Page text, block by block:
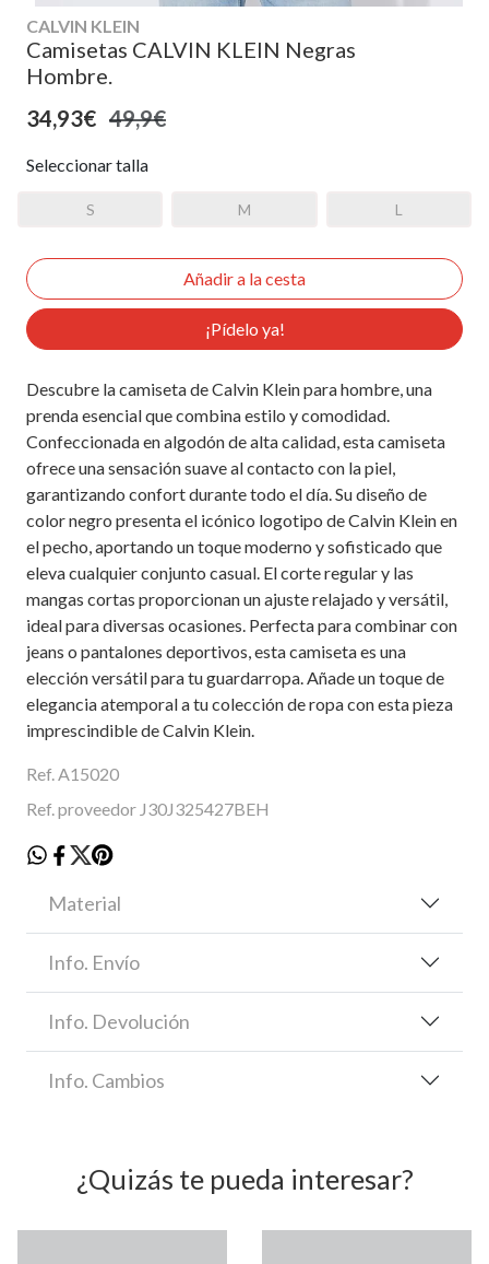
CALVIN KLEIN
Camisetas CALVIN KLEIN Negras
Hombre.
34,93€ 49,9€
Seleccionar talla
S M L
¡Pídelo ya!
Descubre la camiseta de Calvin Klein para hombre, una
prenda esencial que combina estilo y comodidad.
Confeccionada en algodón de alta calidad, esta camiseta
ofrece una sensación suave al contacto con la piel,
garantizando confort durante todo el día. Su diseño de
color negro presenta el icónico logotipo de Calvin Klein en
el pecho, aportando un toque moderno y sofisticado que
eleva cualquier conjunto casual. El corte regular y las
mangas cortas proporcionan un ajuste relajado y versátil,
ideal para diversas ocasiones. Perfecta para combinar con
jeans o pantalones deportivos, esta camiseta es una
elección versátil para tu guardarropa. Añade un toque de
elegancia atemporal a tu colección de ropa con esta pieza
imprescindible de Calvin Klein.
Ref. A15020
Ref. proveedor J30J325427BEH
Material
Info. Envío
Info. Devolución
Info. Cambios
¿Quizás te pueda interesar?